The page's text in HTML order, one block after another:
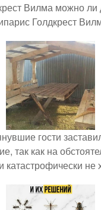
Вилма можно ли
Голдкрест
гости
так как на
катастрофически не